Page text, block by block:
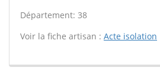
Département: 38
Voir la fiche artisan : Acte isolation